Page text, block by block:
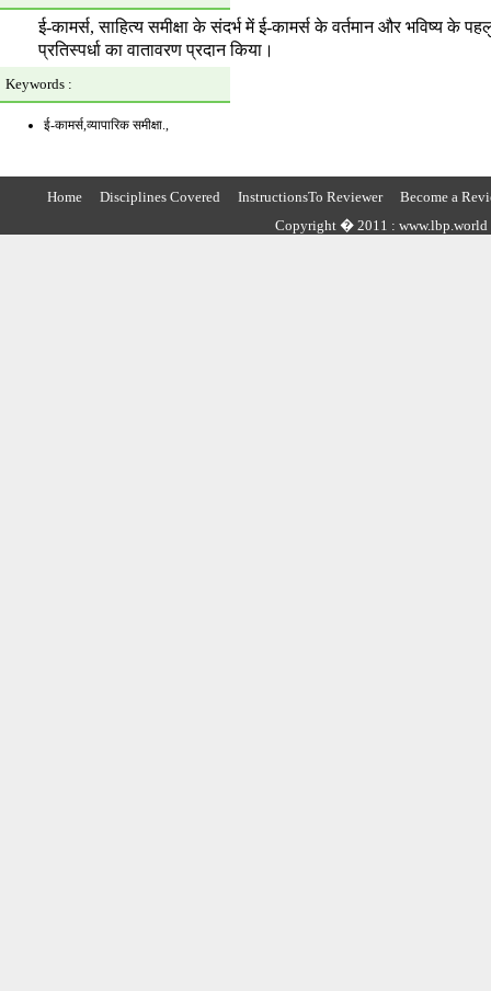
ई-कामर्स, साहित्य समीक्षा के संदर्भ में ई-कामर्स के वर्तमान और भविष्य
प्रतिस्पर्धा का वातावरण प्रदान किया।
Keywords :
ई-कामर्स,व्यापारिक समीक्षा.,
Home Disciplines Covered InstructionsTo Reviewer
Become a
Copyright � 2011 : www.lbp.world